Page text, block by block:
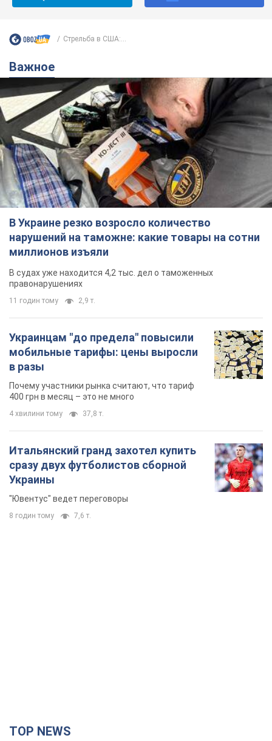
Стрельба в США:...
Важное
В Украине резко возросло количество
нарушений на таможне: какие товары на сотни
миллионов изъяли
В судах уже находится 4,2 тыс. дел о таможенных
правонарушениях
11 годин тому 2,9 т.
Украинцам "до предела" повысили
мобильные тарифы: цены выросли
в разы
Почему участники рынка считают, что тариф
400 грн в месяц – это не много
4 хвилини тому 37,8 т.
Итальянский гранд захотел купить
сразу двух футболистов сборной
Украины
"Ювентус" ведет переговоры
8 годин тому 7,6 т.
TOP NEWS